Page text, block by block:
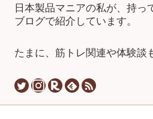
日本製品マニアの私が、持
ブログで紹介しています。
たまに、筋トレ関連や体験談